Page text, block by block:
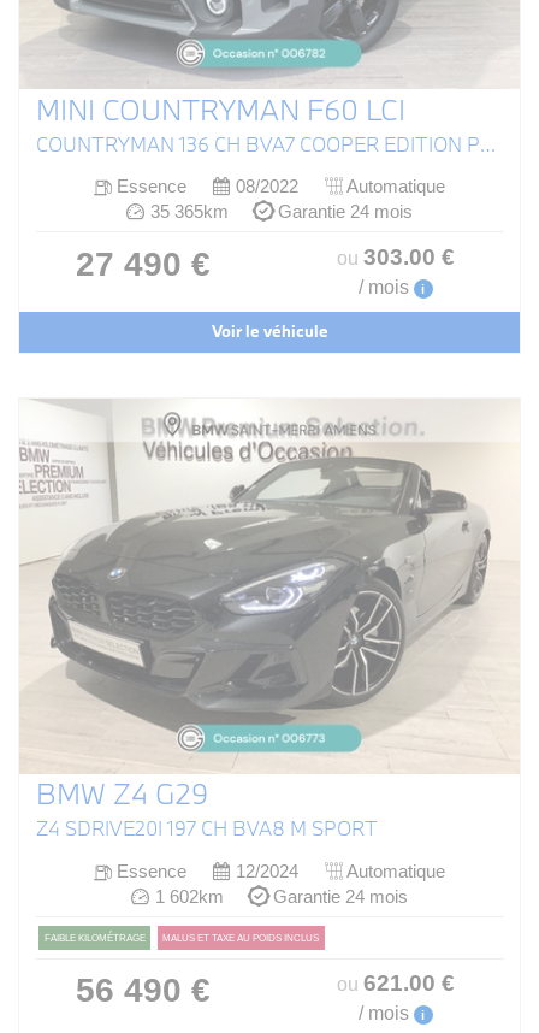
MINI COUNTRYMAN F60 LCI
COUNTRYMAN 136 CH BVA7 COOPER EDITION PREMIUM PLUS
Essence 08/2022
Automatique
35 365km
Garantie 24 mois
27 490 € ou 303.00 €
/ mois i
Voir le véhicule
BMW Z4 G29
Z4 SDRIVE20I 197 CH BVA8 M SPORT
Essence 12/2024
Automatique
1 602km
Garantie 24 mois
FAIBLE KILOMÉTRAGE MALUS ET TAXE AU POIDS INCLUS
56 490 € ou 621.00 €
/ mois i